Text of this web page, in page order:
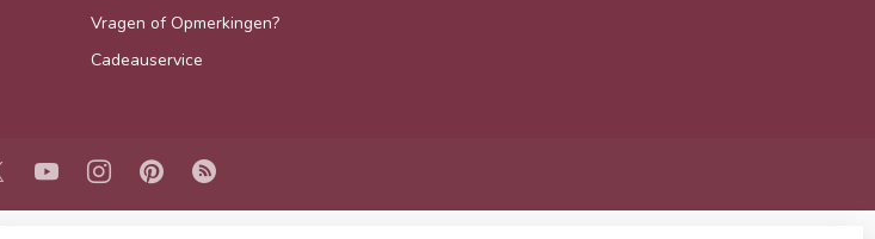
Vragen of Opmerkingen?
Cadeauservice